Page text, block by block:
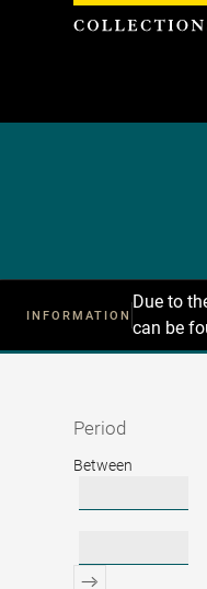
INFORMATION
Due to
can be
Recherche
Period
Period
Between
Cookies management